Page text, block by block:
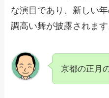
な演目であり、新しい
調高い舞が披露されます
京都の正月